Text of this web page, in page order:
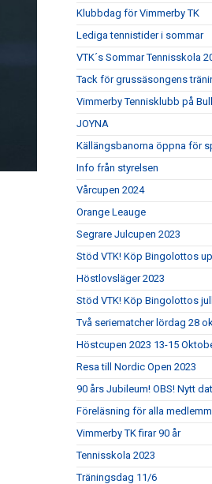
Klubbdag för Vimmerby TK
Lediga tennistider i sommar
VTK´s Sommar Tennisskola
Tack för grussäsongens
Vimmerby Tennisklubb på
JOYNA
Källängsbanorna öppna för
Info från styrelsen
Vårcupen 2024
Orange Leauge
Segrare Julcupen 2023
Stöd VTK! Köp Bingolottos
Höstlovsläger 2023
Stöd VTK! Köp Bingolottos
Två seriematcher lördag 28
Höstcupen 2023 13-15
Resa till Nordic Open 2023
90 års Jubileum! OBS! Nytt
Föreläsning för alla
Vimmerby TK firar 90 år
Tennisskola 2023
Träningsdag 11/6